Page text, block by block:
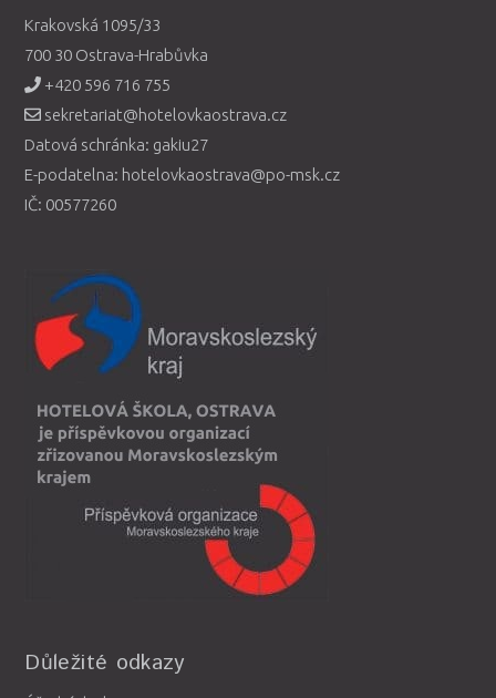
Krakovská 1095/33
700 30 Ostrava-Hrabůvka
+420 596 716 755
sekretariat@hotelovkaostrava.cz
Datová schránka: gakiu27
E-podatelna: hotelovkaostrava@po-msk.cz
IČ: 00577260
Důležité odkazy